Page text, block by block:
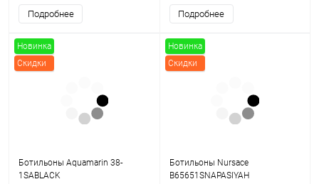
Подробнее
Подробнее
Новинка
Скидки
Ботильоны Aquamarin 38-
1SABLACK
Новинка
Скидки
Ботильоны Nursace
B65651SNAPASIYAH